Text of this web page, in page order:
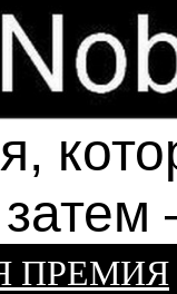
затем
ПРЕМИЯ